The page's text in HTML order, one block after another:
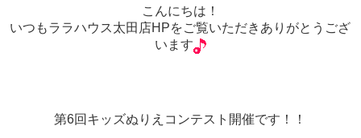
こんにちは！
いつもララハウス太田店HPをご覧いただきありがとうござ
います
第6回キッズぬりえコンテスト開催です！！